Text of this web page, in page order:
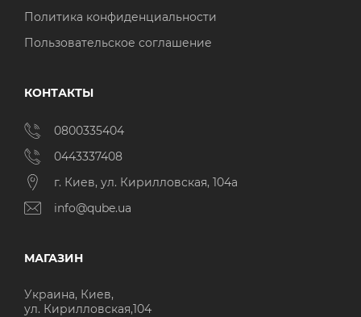
Политика конфиденциальности
Пользовательское соглашение
КОНТАКТЫ
0800335404
0443337408
г. Киев, ул. Кирилловская, 104а
info@qube.ua
МАГАЗИН
Украина, Киев,
ул. Кирилловская,104